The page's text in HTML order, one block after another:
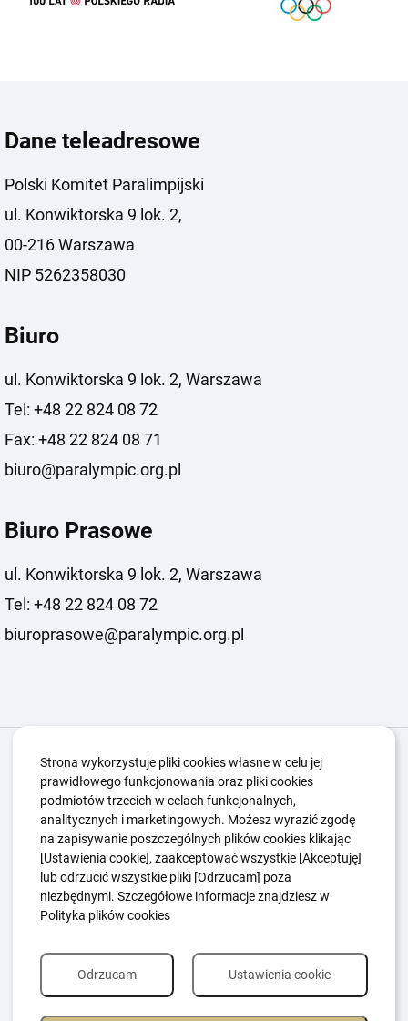
Dane teleadresowe
Polski Komitet Paralimpijski
ul. Konwiktorska 9 lok. 2,
00-216 Warszawa
NIP 5262358030
Biuro
ul. Konwiktorska 9 lok. 2, Warszawa
Tel: +48 22 824 08 72
Fax: +48 22 824 08 71
biuro@paralympic.org.pl
Biuro Prasowe
ul. Konwiktorska 9 lok. 2, Warszawa
Tel: +48 22 824 08 72
biuroprasowe@paralympic.org.pl
Igrzyska Paralimpijskie O nas
Kwalifikacje ZSK
Kluby Aktualności
Edukacja
Guttmanny Kontakt
Polityka Ochrony Dzieci
Sygnaliści
Polityka plików cookie
Strona wykorzystuje pliki cookies własne w celu jej
prawidłowego funkcjonowania oraz pliki cookies
podmiotów trzecich w celach funkcjonalnych,
analitycznych i marketingowych. Możesz wyrazić zgodę
na zapisywanie poszczególnych plików cookies klikając
[Ustawienia cookie], zaakceptować wszystkie [Akceptuję]
lub odrzucić wszystkie pliki [Odrzucam] poza
niezbędnymi. Szczegółowe informacje znajdziesz w
Polityka plików cookies
Ustawienia cookie
Odrzucam